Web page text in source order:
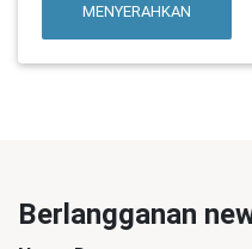
MENYERAHKAN
Berlangganan